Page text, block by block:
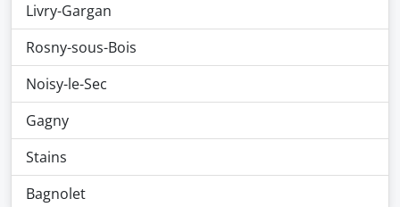
Livry-Gargan
Rosny-sous-Bois
Noisy-le-Sec
Gagny
Stains
Bagnolet